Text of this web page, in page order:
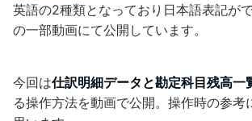
英語の2種類となっており日本語表記が
の一部動画にて公開しています。
今回は仕訳明細データと勘定科目残高一
る操作方法を動画で公開。操作時の参考